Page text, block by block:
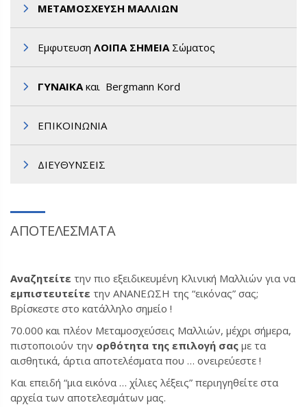
ΜΕΤΑΜΟΣΧΕΥΣΗ ΜΑΛΛΙΩΝ
Εμφυτευση ΛΟΙΠΑ ΣΗΜΕΙΑ Σώματος
ΓΥΝΑΙΚΑ και Bergmann Kord
ΕΠΙΚΟΙΝΩΝΙΑ
ΔΙΕΥΘΥΝΣΕΙΣ
ΑΠΟΤΕΛΕΣΜΑΤΑ
Αναζητείτε την πιο εξειδικευμένη Κλινική Μαλλιών για να
εμπιστευτείτε την ΑΝΑΝΕΩΣΗ της “εικόνας” σας;
Βρίσκεστε στο κατάλληλο σημείο !
70.000 και πλέον Μεταμοσχεύσεις Μαλλιών, μέχρι σήμερα,
πιστοποιούν την ορθότητα της επιλογή σας με τα
αισθητικά, άρτια αποτελέσματα που … ονειρεύεστε !
Και επειδή “μια εικόνα … χίλιες λέξεις” περιηγηθείτε στα
αρχεία των αποτελεσμάτων μας.